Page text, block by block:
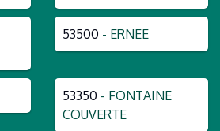
53500 - ERNEE
53350 - FONTAINE
COUVERTE